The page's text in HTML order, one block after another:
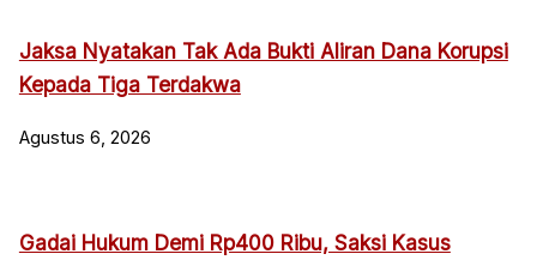
Jaksa Nyatakan Tak Ada Bukti Aliran Dana Korupsi
Kepada Tiga Terdakwa
Agustus 6, 2026
Gadai Hukum Demi Rp400 Ribu, Saksi Kasus